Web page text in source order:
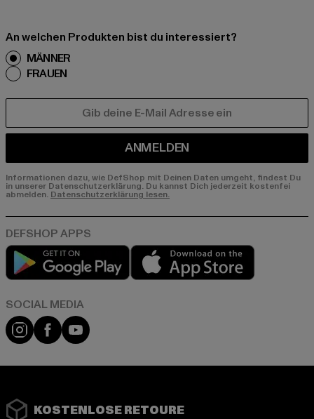
An welchen Produkten bist du interessiert?
MÄNNER
FRAUEN
ANMELDEN
Informationen dazu, wie DefShop mit Deinen Daten umgeht, findest Du
in unserer Datenschutzerklärung. Du kannst Dich jederzeit kostenfei
abmelden. Datenschutzerklärung lesen.
Play market
Instagram
FacebookYouTube
KOSTENLOSE RETOURE